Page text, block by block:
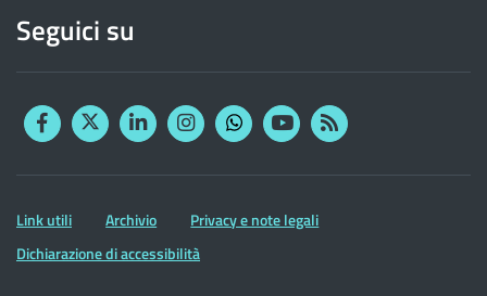
Seguici su
FacebookTwitterLinkedinInstagram
YouTubeRSS
Altre
informazioni
Link utili Archivio
Privacy e note legali
Dichiarazione di accessibilità